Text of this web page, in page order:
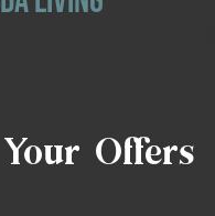
Your Offers